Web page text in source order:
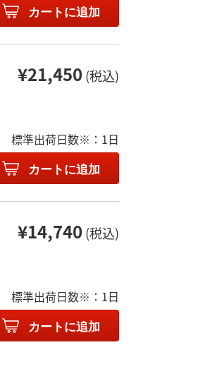
カートに追加
¥21,450 (税込)
標準出荷日数※：1日
カートに追加
¥14,740 (税込)
標準出荷日数※：1日
カートに追加